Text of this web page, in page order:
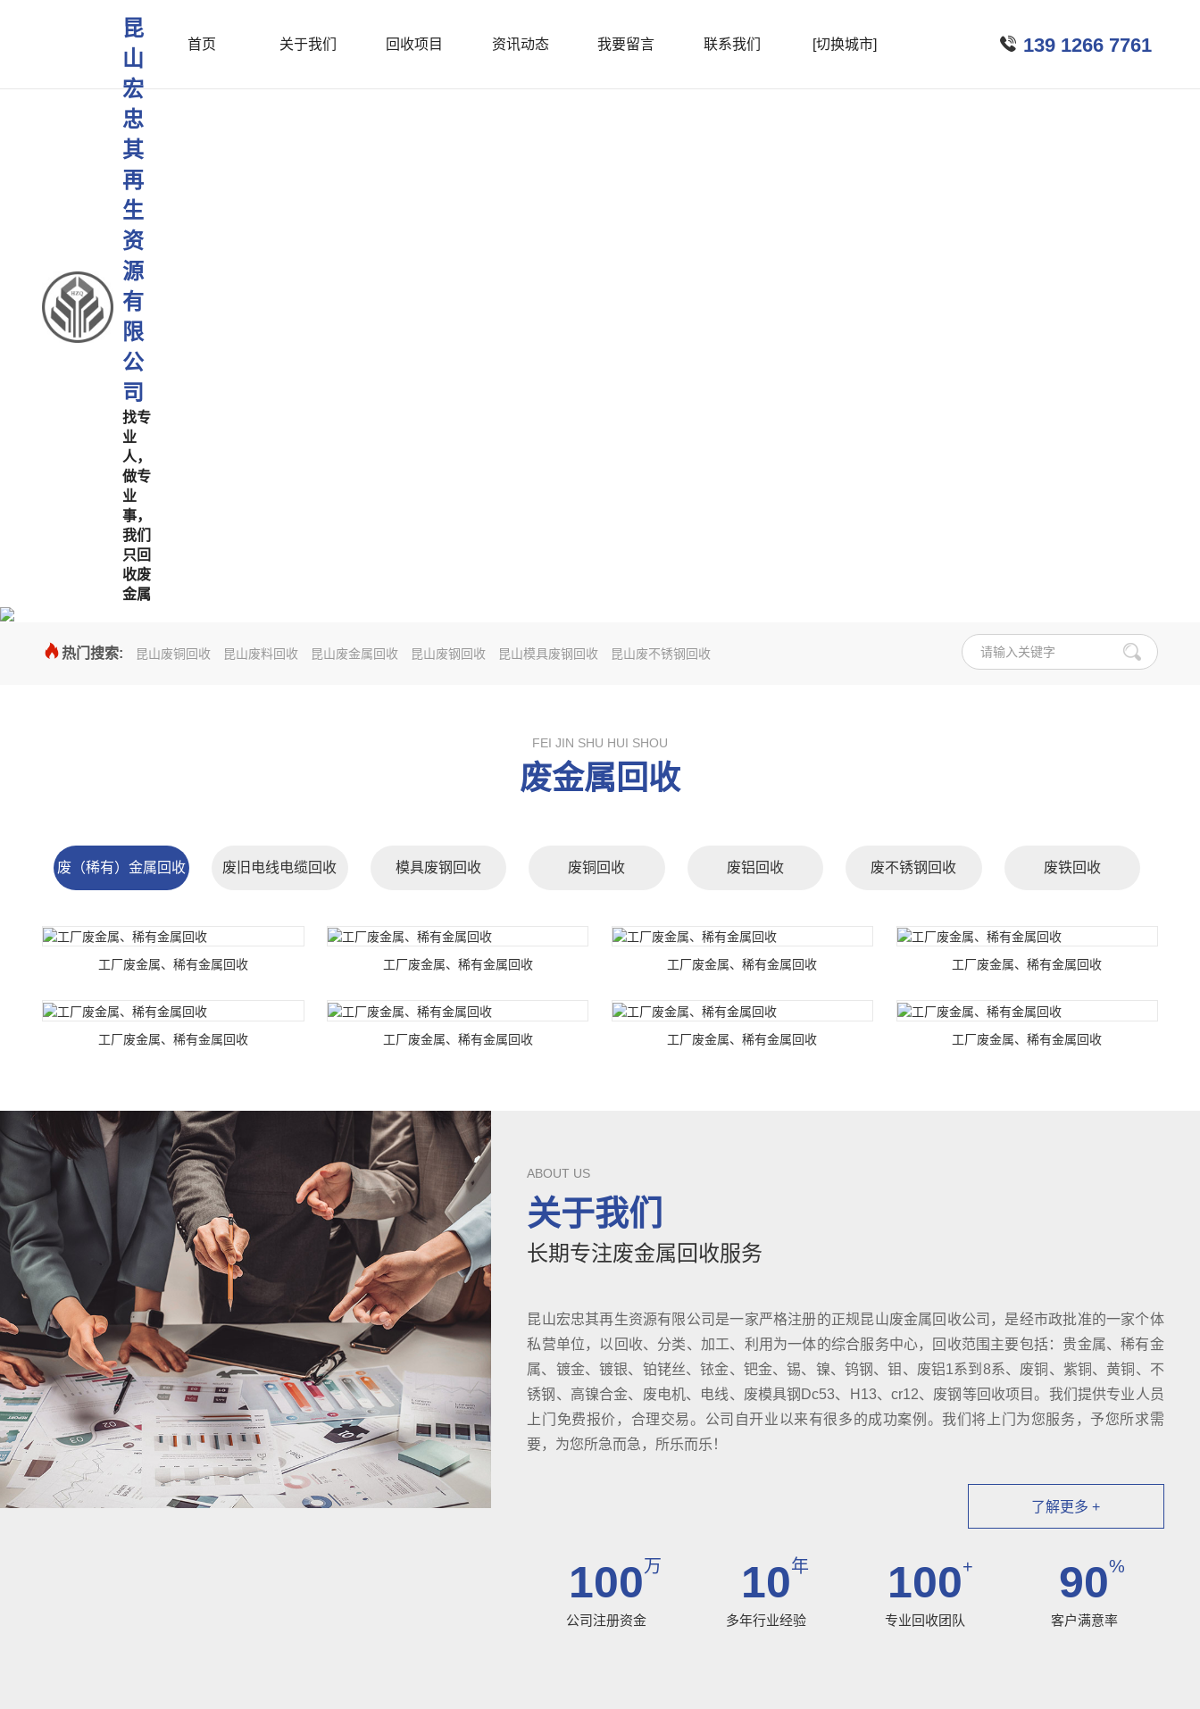
昆
山
宏
忠
其
再
生
资
源
有
限
公
司
找专
业
人，
做专
业
事，
我们
只回
收废
金属
首页 关于我们 回收项目 资讯动态 我要留言 联系我们 [切换城市]  139 1266 7761
热门搜索: 昆山废铜回收 昆山废料回收 昆山废金属回收 昆山废钢回收 昆山模具废钢回收 昆山废不锈钢回收
FEI JIN SHU HUI SHOU
废金属回收
废（稀有）金属回收 废旧电线电缆回收 模具废钢回收 废铜回收 废铝回收 废不锈钢回收 废铁回收
工厂废金属、稀有金属回收 工厂废金属、稀有金属回收 工厂废金属、稀有金属回收 工厂废金属、稀有金属回收
工厂废金属、稀有金属回收 工厂废金属、稀有金属回收 工厂废金属、稀有金属回收 工厂废金属、稀有金属回收
ABOUT US
关于我们
长期专注废金属回收服务
昆山宏忠其再生资源有限公司是一家严格注册的正规昆山废金属回收公司，是经市政批准的一家个体
私营单位，以回收、分类、加工、利用为一体的综合服务中心，回收范围主要包括：贵金属、稀有金
属、镀金、镀银、铂铑丝、铱金、钯金、锡、镍、钨钢、钼、废铝1系到8系、废铜、紫铜、黄铜、不
锈钢、高镍合金、废电机、电线、废模具钢Dc53、H13、cr12、废钢等回收项目。我们提供专业人员
上门免费报价，合理交易。公司自开业以来有很多的成功案例。我们将上门为您服务，予您所求需
要，为您所急而急，所乐而乐！
了解更多 +
100万
公司注册资金
10年
多年行业经验
100+
专业回收团队
90%
客户满意率